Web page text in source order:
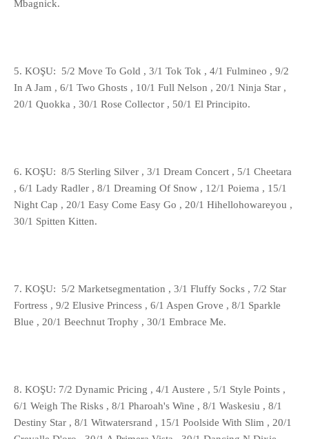
Mbagnick.
5. KOŞU: 5/2 Move To Gold , 3/1 Tok Tok , 4/1 Fulmineo , 9/2
In A Jam , 6/1 Two Ghosts , 10/1 Full Nelson , 20/1 Ninja Star ,
20/1 Quokka , 30/1 Rose Collector , 50/1 El Principito.
6. KOŞU: 8/5 Sterling Silver , 3/1 Dream Concert , 5/1 Cheetara
, 6/1 Lady Radler , 8/1 Dreaming Of Snow , 12/1 Poiema , 15/1
Night Cap , 20/1 Easy Come Easy Go , 20/1 Hihellohowareyou ,
30/1 Spitten Kitten.
7. KOŞU: 5/2 Marketsegmentation , 3/1 Fluffy Socks , 7/2 Star
Fortress , 9/2 Elusive Princess , 6/1 Aspen Grove , 8/1 Sparkle
Blue , 20/1 Beechnut Trophy , 30/1 Embrace Me.
8. KOŞU: 7/2 Dynamic Pricing , 4/1 Austere , 5/1 Style Points ,
6/1 Weigh The Risks , 8/1 Pharoah's Wine , 8/1 Waskesiu , 8/1
Destiny Star , 8/1 Witwatersrand , 15/1 Poolside With Slim , 20/1